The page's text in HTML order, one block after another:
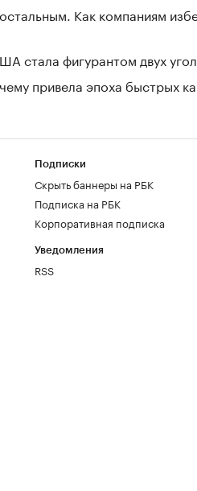
Как компаниям
стала фигурантом двух
привела эпоха быстрых
Подписки
Скрыть баннеры на РБК
Подписка на РБК
Корпоративная подписка
Уведомления
RSS